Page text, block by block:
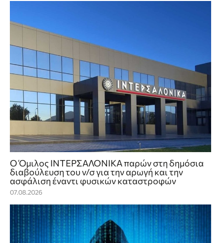
Ο Όμιλος ΙΝΤΕΡΣΑΛΟΝΙΚΑ παρών στη δημόσια
διαβούλευση του ν/σ για την αρωγή και την
ασφάλιση έναντι φυσικών καταστροφών
07.08.2026